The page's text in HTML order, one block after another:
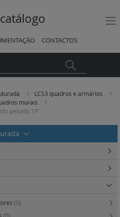
CONTACTOS
LCS3 quadros e armários
murais
pesado 19''
(0)